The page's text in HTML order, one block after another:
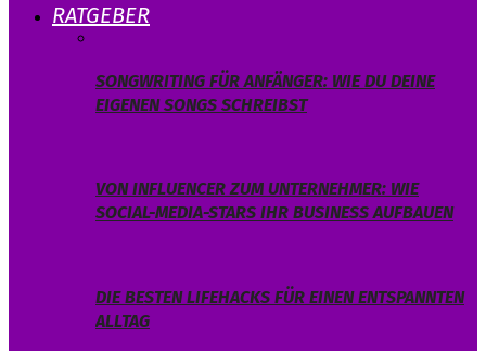
RATGEBER
SONGWRITING FÜR ANFÄNGER: WIE DU DEINE
EIGENEN SONGS SCHREIBST
VON INFLUENCER ZUM UNTERNEHMER: WIE
SOCIAL-MEDIA-STARS IHR BUSINESS AUFBAUEN
DIE BESTEN LIFEHACKS FÜR EINEN ENTSPANNTEN
ALLTAG